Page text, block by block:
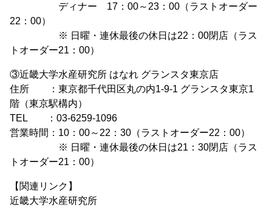
ディナー 17：00～23：00（ラストオーダー
22：00）
※ 日曜・連休最後の休日は22：00閉店（ラス
トオーダー21：00）
③近畿大学水産研究所 はなれ グランスタ東京店
住所 ：東京都千代田区丸の内1-9-1 グランスタ東京1
階（東京駅構内）
TEL ：03-6259-1096
営業時間：10：00～22：30（ラストオーダー22：00）
※ 日曜・連休最後の休日は21：30閉店（ラス
トオーダー21：00）
【関連リンク】
近畿大学水産研究所